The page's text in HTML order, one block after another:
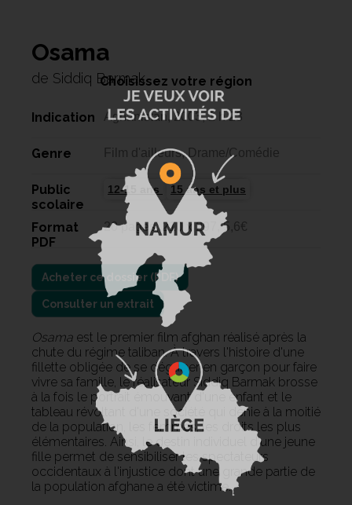
Osama
de Siddiq Barmak
Indication Aghanistan, 2003, 1 h 23
Genre Film d'ailleurs, Drame/Comédie
Public
scolaire
12-15 ans 15 ans et plus
Format
PDF
20 pages, 210 x 297, 5,6€
Consulter un extrait
Osama est le premier film afghan réalisé après la
chute du régime taliban. À travers l'histoire d'une
fillette obligée de se déguiser en garçon pour faire
vivre sa famille, le réalisateur Siddiq Barmak brosse
à la fois le portrait émouvant d'une enfant et le
tableau révoltant d'une société qui dénie à la moitié
de la population, les femmes, les droits les plus
élémentaires. Ainsi, le destin individuel d'une jeune
fille permet de sensibiliser les spectateurs
occidentaux à l'injustice dont une grande partie de
la population afghane a été victime.
Choisissez votre région